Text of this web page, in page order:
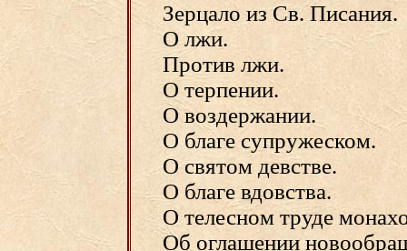
Зерцало из Св. Писания.
О лжи.
Против лжи.
О терпении.
О воздержании.
О благе супружеском.
О святом девстве.
О благе вдовства.
О телесном труде
Об оглашении